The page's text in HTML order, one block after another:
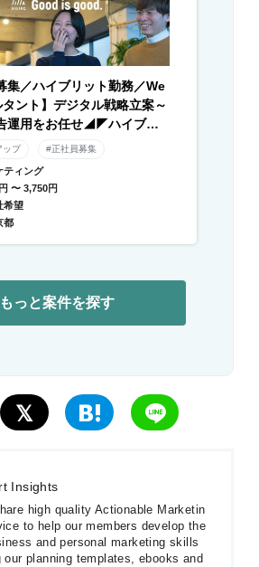
集／ハイブリット勤務／We
ント】デジタル戦略立案～
運用をお任せ◢◤ハイブリ
残業月平均10時間以下◢◤伴
長中DXベンチャー
ップ #正社員募集
ティング
〜 3,750円
希望
都
もっと案件を探す
Insights
high quality Actionable Marketin
to help our members develop the
and personal marketing skills
our planning templates, ebooks and